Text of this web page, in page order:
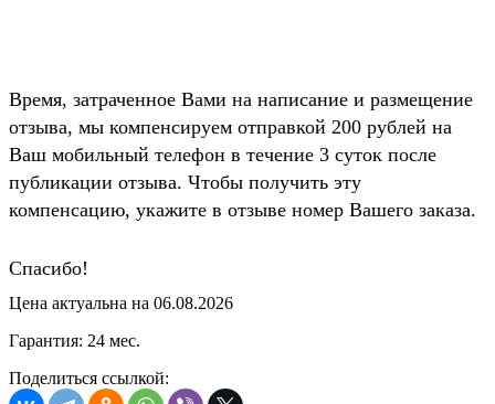
Время, затраченное Вами на написание и размещение
отзыва, мы компенсируем отправкой 200 рублей на
Ваш мобильный телефон в течение 3 суток после
публикации отзыва. Чтобы получить эту
компенсацию, укажите в отзыве номер Вашего заказа.
Спасибо!
Цена актуальна на 06.08.2026
Гарантия: 24 мес.
Поделиться ссылкой: